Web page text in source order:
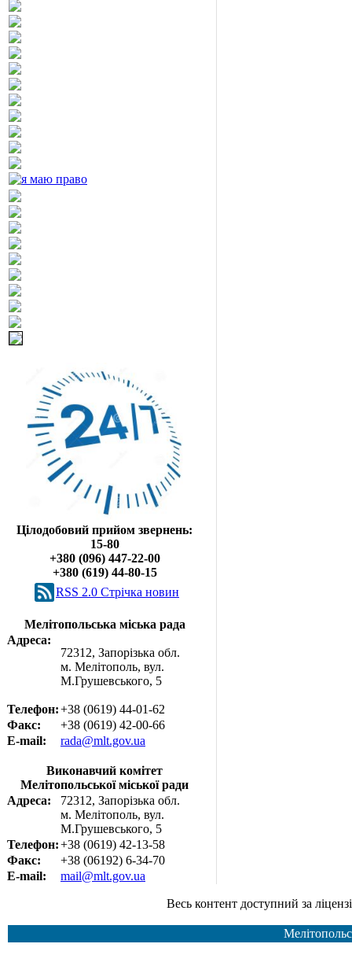
Цілодобовий прийом звернень:
15-80
+380 (096) 447-22-00
+380 (619) 44-80-15
RSS 2.0 Cтрічка новин
Мелітопольська міська рада
Адреса:
72312, Запорізька обл.
м. Мелітополь, вул.
М.Грушевського, 5
Телефон:+38 (0619) 44-01-62
Факс:
+38 (0619) 42-00-66
E-mail:
rada@mlt.gov.ua
Виконавчий комітет
Мелітопольської міської ради
Адреса:
72312, Запорізька обл.
м. Мелітополь, вул.
М.Грушевського, 5
Телефон:+38 (0619) 42-13-58
Факс:
+38 (06192) 6-34-70
E-mail:
mail@mlt.gov.ua
Весь контент доступний за ліцензією Creative